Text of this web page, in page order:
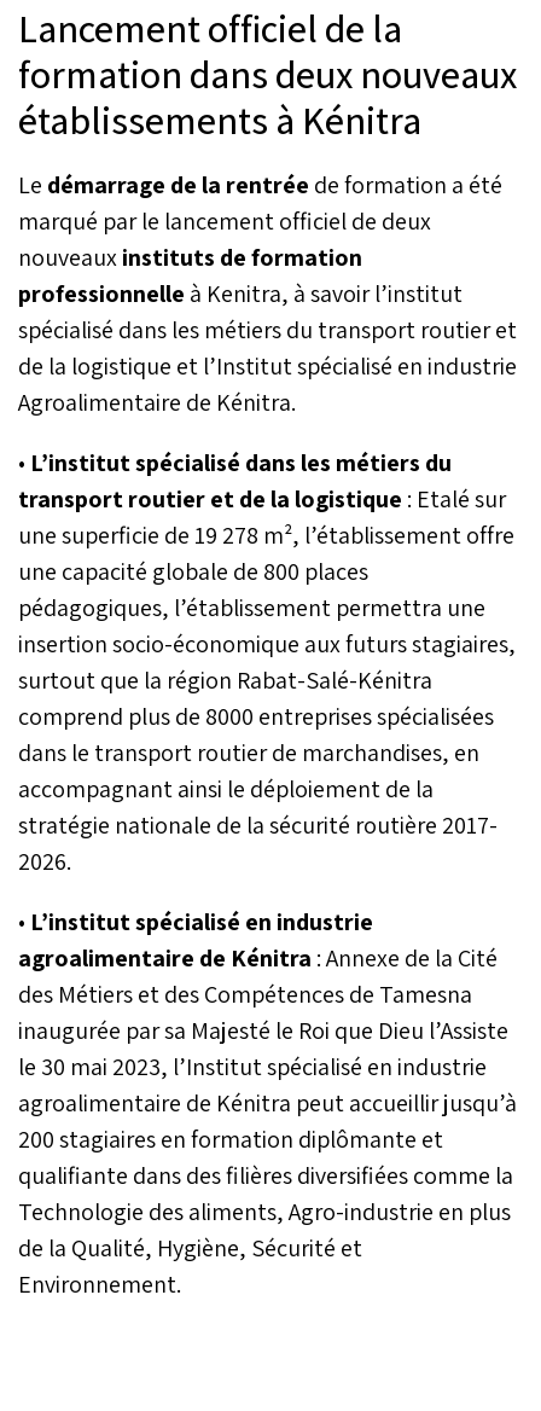
Lancement officiel de la
formation dans deux nouveaux
établissements à Kénitra
Le démarrage de la rentrée de formation a été
marqué par le lancement officiel de deux
nouveauxinstituts de formation
professionnelle à Kenitra, à savoir l’institut
spécialisé dans les métiers du transport routier et
de la logistique et l’Institut spécialisé en industrie
Agroalimentaire de Kénitra.
• L’institut spécialisé dans les métiers du
transport routier et de la logistique : Etalé sur
une superficie de 19 278 m², l’établissement offre
une capacité globale de 800 places
pédagogiques, l’établissement permettra une
insertion socio-économique aux futurs stagiaires,
surtout que la région Rabat-Salé-Kénitra
comprend plus de 8000 entreprises spécialisées
dans le transport routier de marchandises, en
accompagnant ainsi le déploiement de la
stratégie nationale de la sécurité routière 2017-
2026.
• L’institut spécialisé en industrie
agroalimentaire de Kénitra : Annexe de la Cité
des Métiers et des Compétences de Tamesna
inaugurée par sa Majesté le Roi que Dieu l’Assiste
le 30 mai 2023, l’Institut spécialisé en industrie
agroalimentaire de Kénitra peut accueillir jusqu’à
200 stagiaires en formation diplômante et
qualifiante dans des filières diversifiées comme la
Technologie des aliments, Agro-industrie en plus
de la Qualité, Hygiène, Sécurité et
Environnement.